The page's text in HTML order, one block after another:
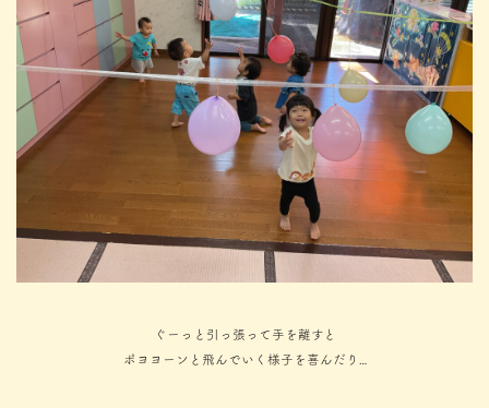
ぐーっと引っ張って手を離すと
ポヨヨーンと飛んでいく様子を喜んだり…